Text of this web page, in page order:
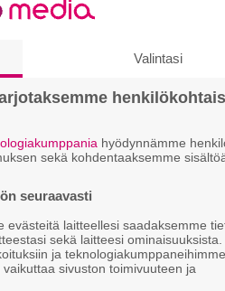
Valintasi
hyödynnämme
sekä kohdentaaksemme
seuraavasti
evästeitä laitteellesi saadaksemme
sekä laitteesi
ja teknologiakumppaneihimme
sivuston toimivuuteen ja